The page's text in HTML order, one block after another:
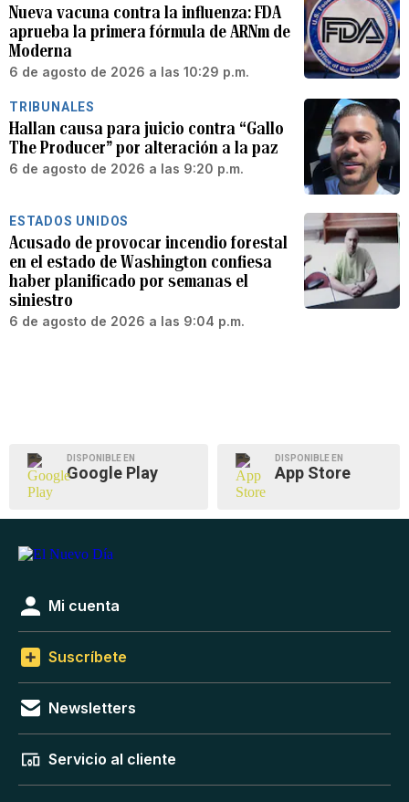
Nueva vacuna contra la influenza: FDA
aprueba la primera fórmula de ARNm de
Moderna
6 de agosto de 2026 a las 10:29 p.m.
TRIBUNALES
Hallan causa para juicio contra “Gallo
The Producer” por alteración a la paz
6 de agosto de 2026 a las 9:20 p.m.
ESTADOS UNIDOS
Acusado de provocar incendio forestal
en el estado de Washington confiesa
haber planificado por semanas el
siniestro
6 de agosto de 2026 a las 9:04 p.m.
DISPONIBLE EN
Google Play
DISPONIBLE EN
App Store
Mi cuenta
Suscríbete
Newsletters
Servicio al cliente